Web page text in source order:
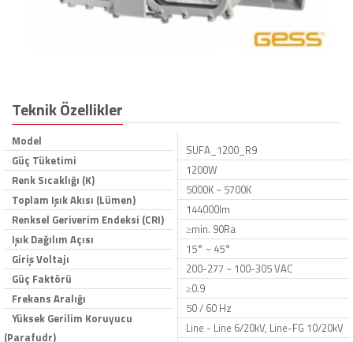
Teknik Özellikler
Model
Güç Tüketimi
Renk Sıcaklığı (K)
Toplam Işık Akısı (Lümen)
Renksel Geriverim Endeksi (CRI)
Işık Dağılım Açısı
Giriş Voltajı
Güç Faktörü
Frekans Aralığı
Yüksek Gerilim Koruyucu
(Parafudr)
SUFA_1200_R9
1200W
5000K ~ 5700K
144000lm
≥min. 90Ra
15° ~ 45°
200-277 ~ 100-305 VAC
≥0.9
50 / 60 Hz
Line - Line 6/20kV, Line-FG 10/20kV